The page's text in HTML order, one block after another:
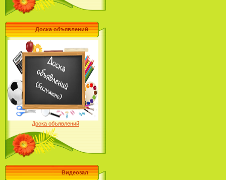
Доска объявлений
Доска объявлений
Видеозал